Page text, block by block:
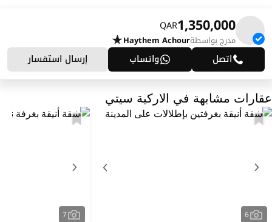
1,350,000
QAR
مدرج بواسطةHaythem Achour
اتصل واتساب إرسال استفسار
عقارات مشابهة في الاركية سيتي
6
7